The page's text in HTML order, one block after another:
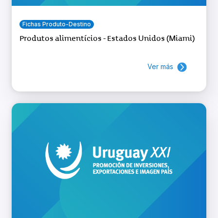
Fichas Produto-Destino
Produtos alimentícios - Estados Unidos (Miami)
Ver más